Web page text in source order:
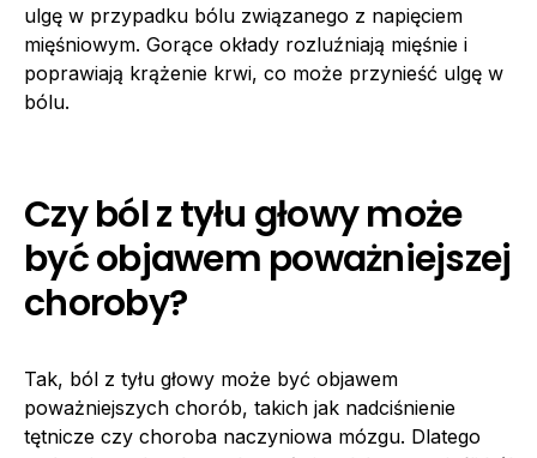
ulgę w przypadku bólu związanego z napięciem
mięśniowym. Gorące okłady rozluźniają mięśnie i
poprawiają krążenie krwi, co może przynieść ulgę w
bólu.
Czy ból z tyłu głowy może
być objawem poważniejszej
choroby?
Tak, ból z tyłu głowy może być objawem
poważniejszych chorób, takich jak nadciśnienie
tętnicze czy choroba naczyniowa mózgu. Dlatego